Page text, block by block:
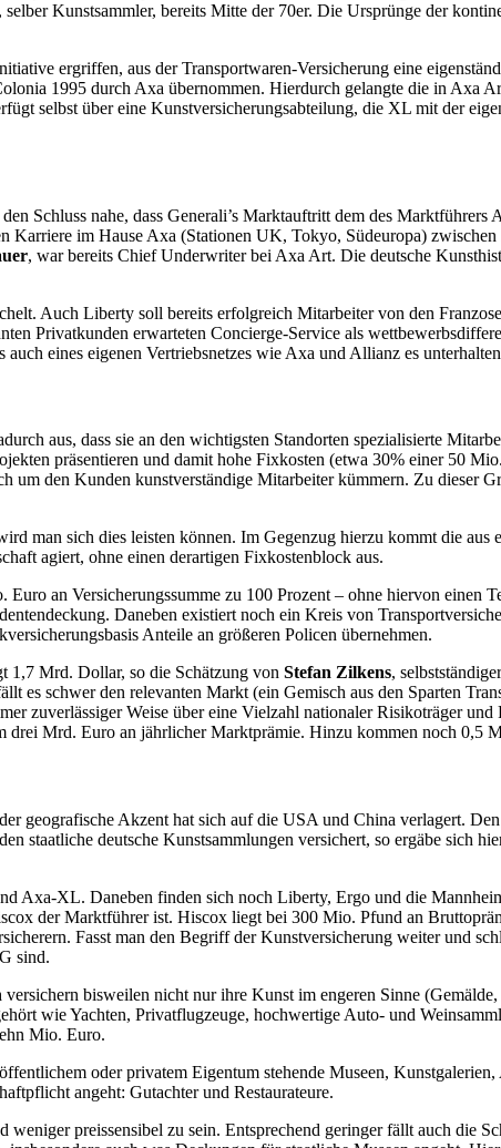
Kunstsammler, bereits Mitte der 70er. Die Ursprünge der
ergriffen, aus der Transportwaren-Versicherung eine
1995 durch Axa übernommen. Hierdurch gelangte die in Axa
selbst über eine Kunstversicherungsabteilung, die XL mit der
Schluss nahe, dass Generali’s Marktauftritt dem des
Karriere im Hause Axa (Stationen UK, Tokyo, Südeuropa)
, war bereits Chief Underwriter bei Axa Art. Die deutsche
Auch Liberty soll bereits erfolgreich Mitarbeiter von den
Privatkunden erwarteten Concierge-Service als
eines eigenen Vertriebsnetzes wie Axa und Allianz es
aus, dass sie an den wichtigsten Standorten spezialisierte
präsentieren und damit hohe Fixkosten (etwa 30% einer 50
um den Kunden kunstverständige Mitarbeiter kümmern. Zu dieser
man sich dies leisten können. Im Gegenzug hierzu kommt die
agiert, ohne einen derartigen Fixkostenblock aus.
an Versicherungssumme zu 100 Prozent – ohne hiervon einen
Daneben existiert noch ein Kreis von
Anteile an größeren Policen übernehmen.
1,7 Mrd. Dollar, so die Schätzung von Stefan Zilkens,
es schwer den relevanten Markt (ein Gemisch aus den Sparten
zuverlässiger Weise über eine Vielzahl nationaler Risikoträger
drei Mrd. Euro an jährlicher Marktprämie. Hinzu kommen noch 0,5
geografische Akzent hat sich auf die USA und China verlagert.
staatliche deutsche Kunstsammlungen versichert, so ergäbe sich
Axa-XL. Daneben finden sich noch Liberty, Ergo und die
der Marktführer ist. Hiscox liegt bei 300 Mio. Pfund an
Fasst man den Begriff der Kunstversicherung weiter und
sind.
versichern bisweilen nicht nur ihre Kunst im engeren Sinne
wie Yachten, Privatflugzeuge, hochwertige Auto- und
Mio. Euro.
oder privatem Eigentum stehende Museen,
angeht: Gutachter und Restaurateure.
preissensibel zu sein. Entsprechend geringer fällt auch die